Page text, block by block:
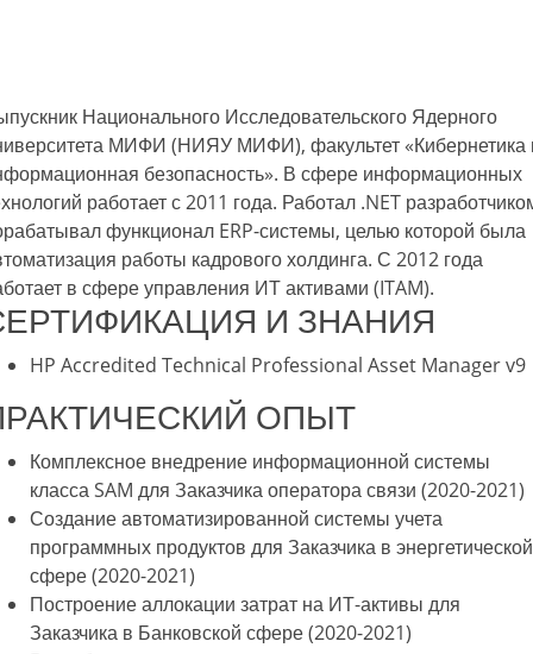
Национального Исследовательского Ядерного
МИФИ (НИЯУ МИФИ), факультет «Кибернетика
безопасность». В сфере информационных
работает с 2011 года. Работал .NET
функционал ERP-системы, целью которой была
работы кадрового холдинга. С 2012 года
в сфере управления ИТ активами (ITAM).
И ЗНАНИЯ
HP Accredited Technical Professional Asset Manager v9
ОПЫТ
Комплексное внедрение информационной системы
класса SAM для Заказчика оператора связи (2020-2021)
Создание автоматизированной системы учета
программных продуктов для Заказчика в энергетической
сфере (2020-2021)
Построение аллокации затрат на ИТ-активы для
Заказчика в Банковской сфере (2020-2021)